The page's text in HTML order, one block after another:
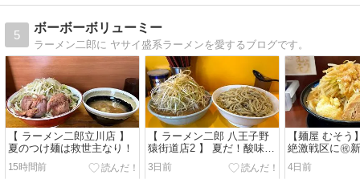
5
ボーボーボリューミー
ラーメン二郎に ヤサイ盛系ラーメンを愛するブログです。
【 ラーメン二郎立川店 】
夏のつけ麺は救世主なり！
15時間前
【 ラーメン二郎 八王子野
猿街道店2 】 夏だ！酸味
だ！シークワーサーだー
っ！！！
3日前
【麺屋 むそう
絶激戦区に㊗️
ン！
4日前